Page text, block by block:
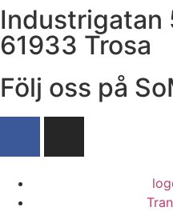
Industrigatan
61933 Trosa
Följ oss på